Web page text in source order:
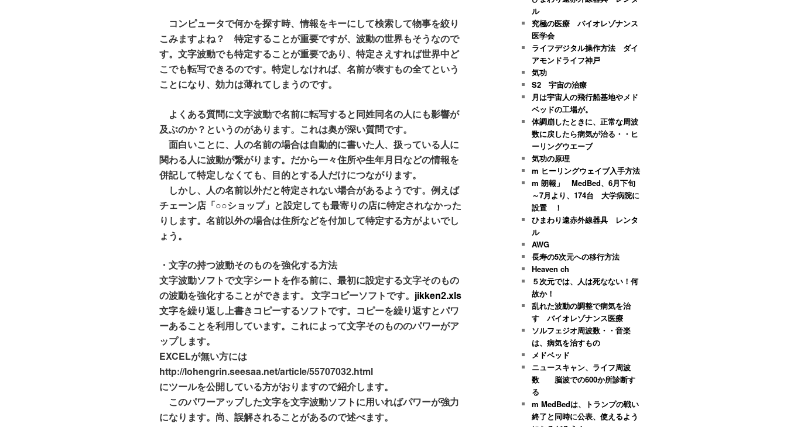
コンピュータで何かを探す時、情報をキーにして検索して物事を絞り
こみますよね？ 特定することが重要ですが、波動の世界もそうなので
す。文字波動でも特定することが重要であり、特定さえすれば世界中ど
こでも転写できるのです。特定しなければ、名前が表すもの全てという
ことになり、効力は薄れてしまうのです。
よくある質問に文字波動で名前に転写すると同姓同名の人にも影響が
及ぶのか？というのがあります。これは奥が深い質問です。
面白いことに、人の名前の場合は自動的に書いた人、扱っている人に
関わる人に波動が繋がります。だから一々住所や生年月日などの情報を
併記して特定しなくても、目的とする人だけにつながります。
しかし、人の名前以外だと特定されない場合があるようです。例えば
チェーン店「○○ショップ」と設定しても最寄りの店に特定されなかった
りします。名前以外の場合は住所などを付加して特定する方がよいでし
ょう。
・文字の持つ波動そのものを強化する方法
文字波動ソフトで文字シートを作る前に、最初に設定する文字そのもの
の波動を強化することができます。 文字コピーソフトです。 jikken2.xls
文字を繰り返し上書きコピーするソフトです。コピーを繰り返すとパワ
ーあることを利用しています。これによって文字そのもののパワーがア
ップします。
EXCELが無い方には
http://lohengrin.seesaa.net/article/55707032.html
にツールを公開している方がおりますので紹介します。
このパワーアップした文字を文字波動ソフトに用いればパワーが強力
になります。 尚、誤解されることがあるので述べます。
ル
究極の医療 バイオレゾナンス
医学会
ライフデジタル操作方法 ダイ
アモンドライフ神戸
気功
S2 宇宙の治療
月は宇宙人の飛行船基地やメド
ベッドの工場が。
体調崩したときに、正常な周波
数に戻したら病気が治る・・ヒ
ーリングウエーブ
気功の原理
m ヒーリングウェイブ入手方法
m 朗報」 MedBed、6月下旬
～7月より、174台 大学病院に
設置 ！
ひまわり遠赤外線器具 レンタ
ル
AWG
長寿の5次元への移行方法
Heaven ch
５次元では、人は死なない！何
故か！
乱れた波動の調整で病気を治
す バイオレゾナンス医療
ソルフェジオ周波数・・音楽
は、病気を治すもの
メドベッド
ニュースキャン、ライフ周波
数 脳波での600か所診断す
る
m MedBedは、トランプの戦い
終了と同時に公表、使えるよう